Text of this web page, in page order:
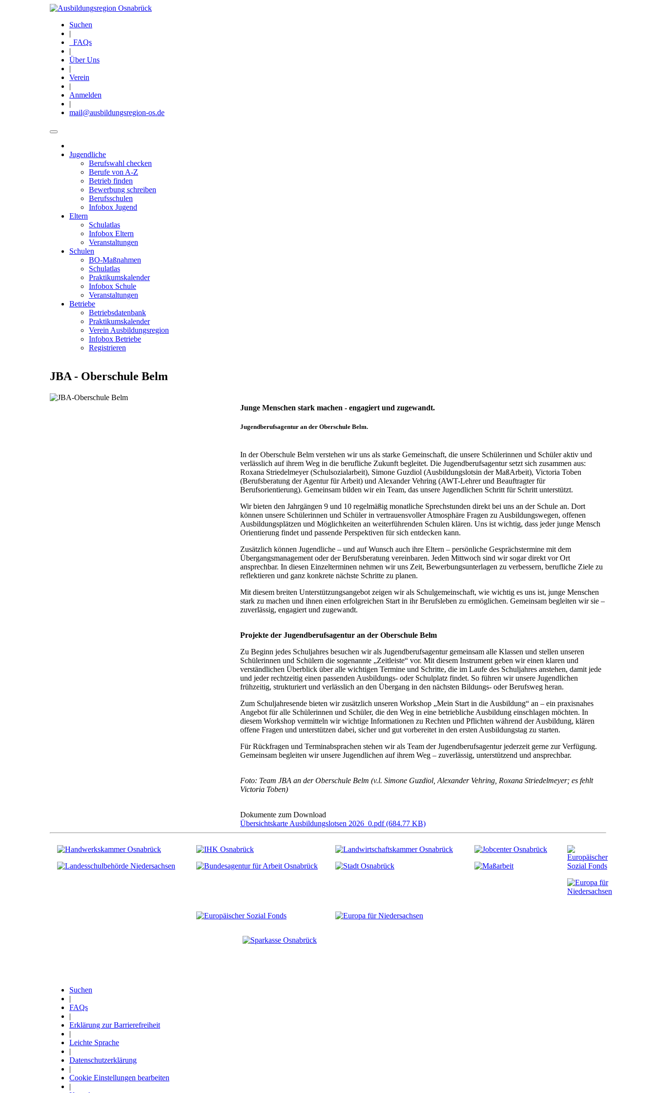
Suchen
|
FAQs
|
Über Uns
|
Verein
|
Anmelden
|
mail@ausbildungsregion-os.de
Main
navigation
Jugendliche
Berufswahl checken
Berufe von A-Z
Betrieb finden
Bewerbung schreiben
Berufsschulen
Infobox Jugend
Eltern
Schulatlas
Infobox Eltern
Veranstaltungen
Schulen
BO-Maßnahmen
Schulatlas
Praktikumskalender
Infobox Schule
Veranstaltungen
Betriebe
Betriebsdatenbank
Praktikumskalender
Verein Ausbildungsregion
Infobox Betriebe
Registrieren
JBA - Oberschule Belm
Image
Junge Menschen stark machen - engagiert und zugewandt.
Jugendberufsagentur an der Oberschule Belm.
In der Oberschule Belm verstehen wir uns als starke Gemeinschaft, die unsere Schülerinnen und Schüler aktiv und
verlässlich auf ihrem Weg in die berufliche Zukunft begleitet. Die Jugendberufsagentur setzt sich zusammen aus:
Roxana Striedelmeyer (Schulsozialarbeit), Simone Guzdiol (Ausbildungslotsin der MaßArbeit), Victoria Toben
(Berufsberatung der Agentur für Arbeit) und Alexander Vehring (AWT-Lehrer und Beauftragter für
Berufsorientierung). Gemeinsam bilden wir ein Team, das unsere Jugendlichen Schritt für Schritt unterstützt.
Wir bieten den Jahrgängen 9 und 10 regelmäßig monatliche Sprechstunden direkt bei uns an der Schule an. Dort
können unsere Schülerinnen und Schüler in vertrauensvoller Atmosphäre Fragen zu Ausbildungswegen, offenen
Ausbildungsplätzen und Möglichkeiten an weiterführenden Schulen klären. Uns ist wichtig, dass jeder junge Mensch
Orientierung findet und passende Perspektiven für sich entdecken kann.
Zusätzlich können Jugendliche – und auf Wunsch auch ihre Eltern – persönliche Gesprächstermine mit dem
Übergangsmanagement oder der Berufsberatung vereinbaren. Jeden Mittwoch sind wir sogar direkt vor Ort
ansprechbar. In diesen Einzelterminen nehmen wir uns Zeit, Bewerbungsunterlagen zu verbessern, berufliche Ziele zu
reflektieren und ganz konkrete nächste Schritte zu planen.
Mit diesem breiten Unterstützungsangebot zeigen wir als Schulgemeinschaft, wie wichtig es uns ist, junge Menschen
stark zu machen und ihnen einen erfolgreichen Start in ihr Berufsleben zu ermöglichen. Gemeinsam begleiten wir sie –
zuverlässig, engagiert und zugewandt.
Projekte der Jugendberufsagentur an der Oberschule Belm
Zu Beginn jedes Schuljahres besuchen wir als Jugendberufsagentur gemeinsam alle Klassen und stellen unseren
Schülerinnen und Schülern die sogenannte „Zeitleiste“ vor. Mit diesem Instrument geben wir einen klaren und
verständlichen Überblick über alle wichtigen Termine und Schritte, die im Laufe des Schuljahres anstehen, damit jede
und jeder rechtzeitig einen passenden Ausbildungs- oder Schulplatz findet. So führen wir unsere Jugendlichen
frühzeitig, strukturiert und verlässlich an den Übergang in den nächsten Bildungs- oder Berufsweg heran.
Zum Schuljahresende bieten wir zusätzlich unseren Workshop „Mein Start in die Ausbildung“ an – ein praxisnahes
Angebot für alle Schülerinnen und Schüler, die den Weg in eine betriebliche Ausbildung einschlagen möchten. In
diesem Workshop vermitteln wir wichtige Informationen zu Rechten und Pflichten während der Ausbildung, klären
offene Fragen und unterstützen dabei, sicher und gut vorbereitet in den ersten Ausbildungstag zu starten.
Für Rückfragen und Terminabsprachen stehen wir als Team der Jugendberufsagentur jederzeit gerne zur Verfügung.
Gemeinsam begleiten wir unsere Jugendlichen auf ihrem Weg – zuverlässig, unterstützend und ansprechbar.
Foto: Team JBA an der Oberschule Belm (v.l. Simone Guzdiol, Alexander Vehring, Roxana Striedelmeyer; es fehlt
Victoria Toben)
Dokumente zum Download
Übersichtskarte Ausbildungslotsen 2026_0.pdf (684.77 KB)
Fußzeile
Suchen
|
FAQs
|
Erklärung zur Barrierefreiheit
|
Leichte Sprache
|
Datenschutzerklärung
|
Cookie Einstellungen bearbeiten
|